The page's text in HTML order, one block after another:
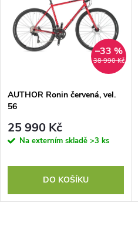
38 990 Kč
–33 %
AUTHOR Ronin červená, vel.
56
25 990 Kč
Na externím skladě >3 ks
DO KOŠÍKU